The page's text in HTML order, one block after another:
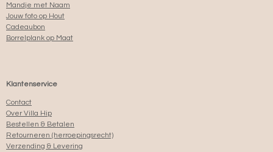
Mandje met Naam
Jouw foto op Hout
Cadeaubon
Borrelplank op Maat
Klantenservice
Contact
Over Villa Hip
Bestellen & Betalen
Retourneren (herroepingsrecht)
Verzending & Levering